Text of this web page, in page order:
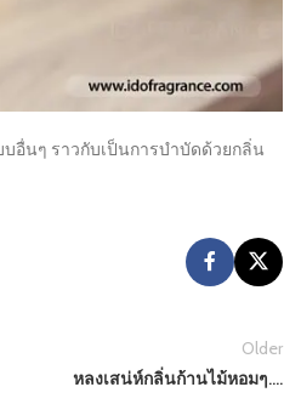
อื่นๆ ราวกับเป็นการบำบัดด้วยกลิ่น
Older
หลงเสน่ห์กลิ่นก้านไม้หอมๆ….